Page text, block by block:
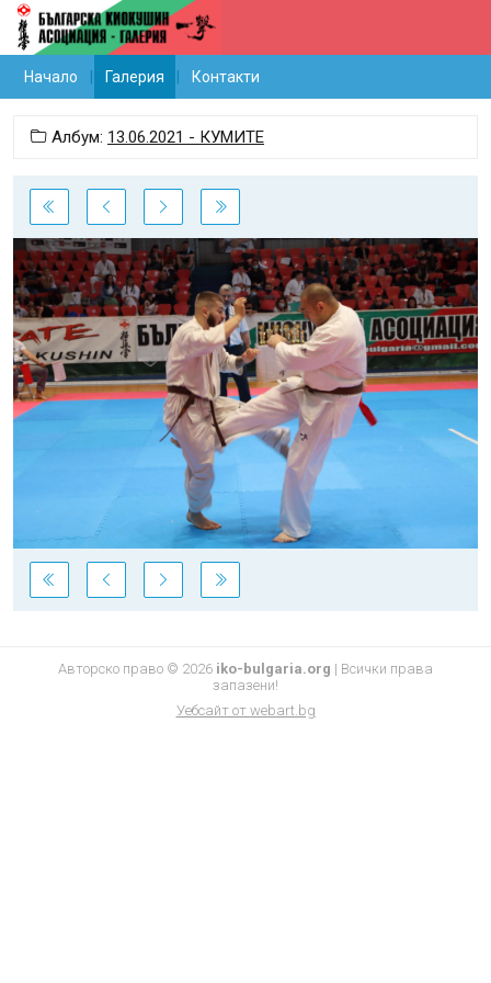
Начало Галерия Контакти
Албум: 13.06.2021 - КУМИТЕ
Авторско право © 2026 iko-bulgaria.org | Всички права
запазени!
Уебсайт от webart.bg